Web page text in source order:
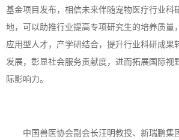
基金项目发布，相信未来伴随宠物医疗行业科
地，可以助推行业提高专项研究生的培养质量
应用型人才，产学研结合，提升行业科研成果
发展，彰显社会服务贡献度，进而拓展国际视
际影响力。
中国兽医协会副会长汪明教授、新瑞鹏集